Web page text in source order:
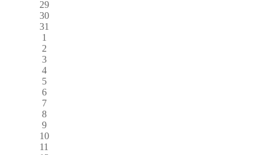
29
30
31
1
2
3
4
5
6
7
8
9
10
11